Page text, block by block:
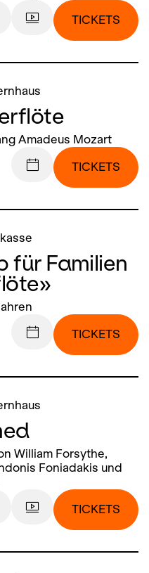
TICKETS
Amadeus Mozart
TICKETS
für Familien
TICKETS
William Forsythe,
Foniadakis und
TICKETS